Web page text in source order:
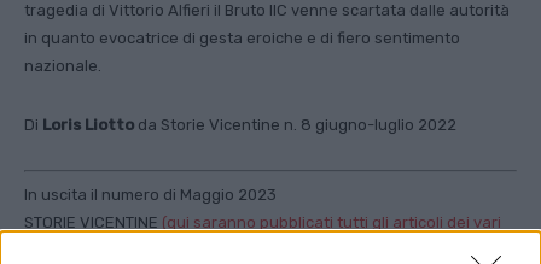
tragedia di Vittorio Alfieri il Bruto IIC venne scartata dalle autorità
in quanto evocatrice di gesta eroiche e di fiero sentimento
nazionale.
Di Loris Liotto da Storie Vicentine n. 8 giugno-luglio 2022
In uscita il numero di Maggio 2023
STORIE VICENTINE (qui saranno pubblicati tutti gli articoli dei vari